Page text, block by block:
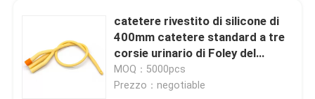
catetere rivestito di silicone di
400mm catetere standard a tre
corsie urinario di Foley del
lattice da 3 lumi
MOQ：5000pcs
Prezzo：negotiable